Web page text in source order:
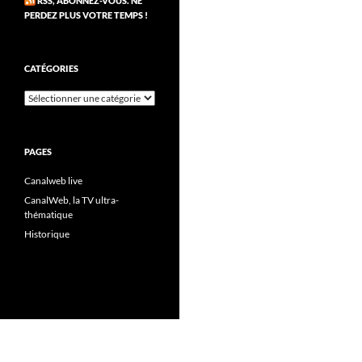
PERDEZ PLUS VOTRE TEMPS !
CATÉGORIES
Catégories
PAGES
Canalweb live
CanalWeb, la TV ultra-
thématique
Historique